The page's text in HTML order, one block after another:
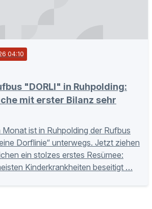
04:10
"DORLI" in Ruhpolding:
mit erster Bilanz sehr
Monat ist in Ruhpolding der Rufbus
Dorflinie“ unterwegs. Jetzt ziehen
ein stolzes erstes Resümee:
Kinderkrankheiten beseitigt …